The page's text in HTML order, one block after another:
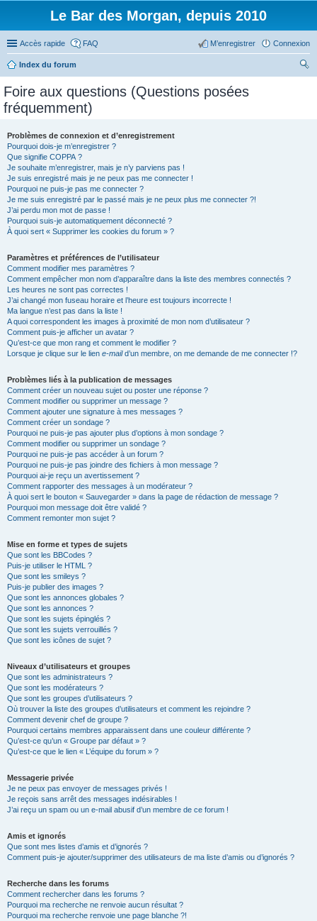
Le Bar des Morgan, depuis 2010
Accès rapide FAQ Connexion
M’enregistrer
Index du forum
Foire aux questions (Questions posées
fréquemment)
Problèmes de connexion et d’enregistrement
Pourquoi dois-je m’enregistrer ?
Que signifie COPPA ?
Je souhaite m’enregistrer, mais je n’y parviens pas !
Je suis enregistré mais je ne peux pas me connecter !
Pourquoi ne puis-je pas me connecter ?
Je me suis enregistré par le passé mais je ne peux plus me connecter ?!
J’ai perdu mon mot de passe !
Pourquoi suis-je automatiquement déconnecté ?
À quoi sert « Supprimer les cookies du forum » ?
Paramètres et préférences de l’utilisateur
Comment modifier mes paramètres ?
Comment empêcher mon nom d’apparaître dans la liste des membres connectés ?
Les heures ne sont pas correctes !
J’ai changé mon fuseau horaire et l’heure est toujours incorrecte !
Ma langue n’est pas dans la liste !
A quoi correspondent les images à proximité de mon nom d’utilisateur ?
Comment puis-je afficher un avatar ?
Qu’est-ce que mon rang et comment le modifier ?
Lorsque je clique sur le lien e-maild’un membre, on me demande de me connecter !?
Problèmes liés à la publication de messages
Comment créer un nouveau sujet ou poster une réponse ?
Comment modifier ou supprimer un message ?
Comment ajouter une signature à mes messages ?
Comment créer un sondage ?
Pourquoi ne puis-je pas ajouter plus d’options à mon sondage ?
Comment modifier ou supprimer un sondage ?
Pourquoi ne puis-je pas accéder à un forum ?
Pourquoi ne puis-je pas joindre des fichiers à mon message ?
Pourquoi ai-je reçu un avertissement ?
Comment rapporter des messages à un modérateur ?
À quoi sert le bouton « Sauvegarder » dans la page de rédaction de message ?
Pourquoi mon message doit être validé ?
Comment remonter mon sujet ?
Mise en forme et types de sujets
Que sont les BBCodes ?
Puis-je utiliser le HTML ?
Que sont les smileys ?
Puis-je publier des images ?
Que sont les annonces globales ?
Que sont les annonces ?
Que sont les sujets épinglés ?
Que sont les sujets verrouillés ?
Que sont les icônes de sujet ?
Niveaux d’utilisateurs et groupes
Que sont les administrateurs ?
Que sont les modérateurs ?
Que sont les groupes d’utilisateurs ?
Où trouver la liste des groupes d’utilisateurs et comment les rejoindre ?
Comment devenir chef de groupe ?
Pourquoi certains membres apparaissent dans une couleur différente ?
Qu’est-ce qu’un « Groupe par défaut » ?
Qu’est-ce que le lien « L’équipe du forum » ?
Messagerie privée
Je ne peux pas envoyer de messages privés !
Je reçois sans arrêt des messages indésirables !
J’ai reçu un spam ou un e-mail abusif d’un membre de ce forum !
Amis et ignorés
Que sont mes listes d’amis et d’ignorés ?
Comment puis-je ajouter/supprimer des utilisateurs de ma liste d’amis ou d’ignorés ?
Recherche dans les forums
Comment rechercher dans les forums ?
Pourquoi ma recherche ne renvoie aucun résultat ?
Pourquoi ma recherche renvoie une page blanche ?!